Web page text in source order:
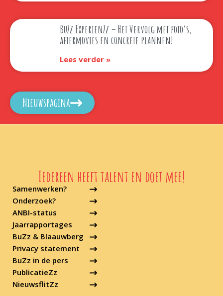
BuZz ExperienZz – Het Vervolg met foto’s,
aftermovies en concrete plannen!
Lees verder »
Nieuwspagina
Samenwerken?
Onderzoek?
ANBI-status
Jaarrapportages
BuZz & Blaauwberg
Privacy statement
Iedereen heeft talent en doet mee!
BuZz in de pers
PublicatieZz
NieuwsflitZz